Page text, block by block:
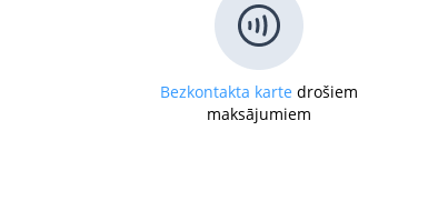
Bezkontakta karte drošiem
maksājumiem